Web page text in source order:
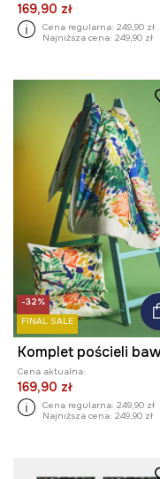
169,90 zł
Cena regularna: 249,90 zł
Najniższa cena: 249,90 zł
-32%
FINAL SALE
Cena aktualna:
169,90 zł
Cena regularna: 249,90 zł
Najniższa cena: 249,90 zł